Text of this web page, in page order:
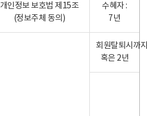
개인정보 보호법 제15조
(정보주체 동의)
수혜자 :
7년
회원탈퇴시까
혹은 2년